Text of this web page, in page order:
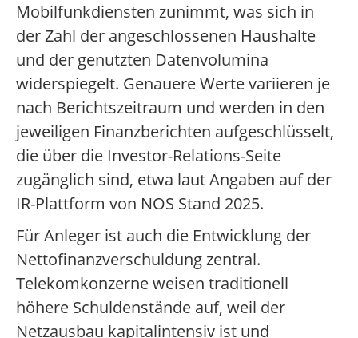
Mobilfunkdiensten zunimmt, was sich in
der Zahl der angeschlossenen Haushalte
und der genutzten Datenvolumina
widerspiegelt. Genauere Werte variieren je
nach Berichtszeitraum und werden in den
jeweiligen Finanzberichten aufgeschlüsselt,
die über die Investor-Relations-Seite
zugänglich sind, etwa laut Angaben auf der
IR-Plattform von NOS Stand 2025.
Für Anleger ist auch die Entwicklung der
Nettofinanzverschuldung zentral.
Telekomkonzerne weisen traditionell
höhere Schuldenstände auf, weil der
Netzausbau kapitalintensiv ist und